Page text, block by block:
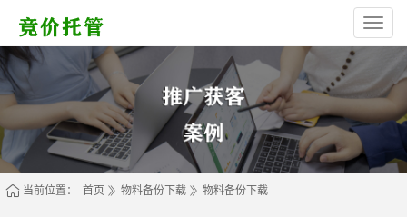
西
安
高
林
烁
网
络
（个
当前位置： 首页 物料备份下载 物料备份下载